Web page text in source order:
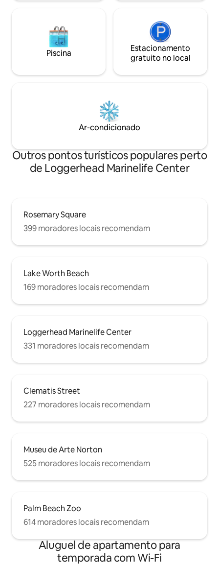
Piscina
Estacionamento
gratuito no local
Ar-condicionado
Outros pontos turísticos populares perto
de Loggerhead Marinelife Center
Rosemary Square
399 moradores locais recomendam
Lake Worth Beach
169 moradores locais recomendam
Loggerhead Marinelife Center
331 moradores locais recomendam
Clematis Street
227 moradores locais recomendam
Museu de Arte Norton
525 moradores locais recomendam
Palm Beach Zoo
614 moradores locais recomendam
Aluguel de apartamento para
temporada com Wi-Fi